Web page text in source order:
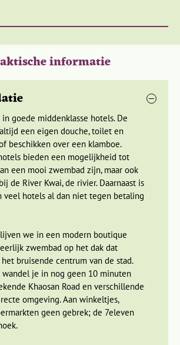
we naar de drijvende markt van Damnoen
waterrijke omtrek komen boeren hier
vlees en andere producten verhandelen,
Honderden bootjes drijven met
We stappen zelf ook in een bootje en
door varende kooplui met hun
in Azië!
we naar Kanchanaburi. De sporen van
en de restanten van de beruchte
veel over de WOII in Thailand. Als
aankomen kunnen we, als het lokale
op de trein stappen die ons over de
Kwai
informatie
goede middenklasse hotels. De
een eigen douche, toilet en
beschikken over een klamboe.
bieden een mogelijkheid tot
een mooi zwembad zijn, maar ook
de River Kwai, de rivier. Daarnaast is
veel hotels al dan niet tegen betaling
we in een modern boutique
zwembad op het dak dat
bruisende centrum van de stad.
je in nog geen 10 minuten
Khaosan Road en verschillende
omgeving. Aan winkeltjes,
geen gebrek; de 7eleven